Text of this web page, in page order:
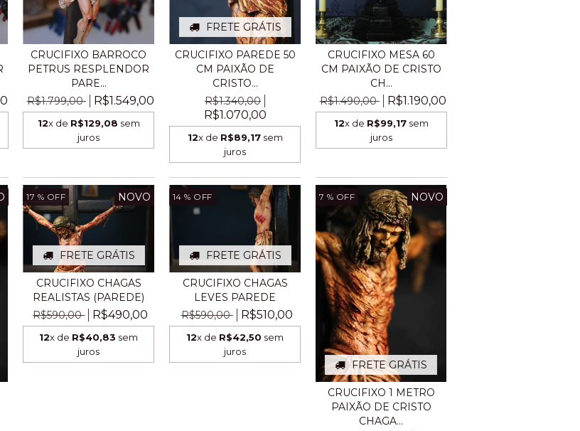
CRUCIFIXO BARROCO
PETRUS RESPLENDOR
PARE...
R$1.799,00
R$1.549,00
12x de R$129,08 sem
juros
FRETE GRÁTIS
CRUCIFIXO PAREDE 50
CM PAIXÃO DE
CRISTO...
R$1.340,00
R$1.070,00
12x de R$89,17sem
juros
CRUCIFIXO MESA 60
CM PAIXÃO DE CRISTO
CH...
R$1.490,00
R$1.190,00
12x de R$99,17sem
juros
17 % OFF
FRETE GRÁTIS
NOVO
CRUCIFIXO CHAGAS
REALISTAS (PAREDE)
R$590,00
R$490,00
12x de R$40,83 sem
juros
14 % OFF
FRETE GRÁTIS
CRUCIFIXO CHAGAS
LEVES PAREDE
R$590,00
R$510,00
12x de R$42,50 sem
juros
7 % OFF
FRETE GRÁTIS
NOVO
CRUCIFIXO 1 METRO
PAIXÃO DE CRISTO
CHAGA...